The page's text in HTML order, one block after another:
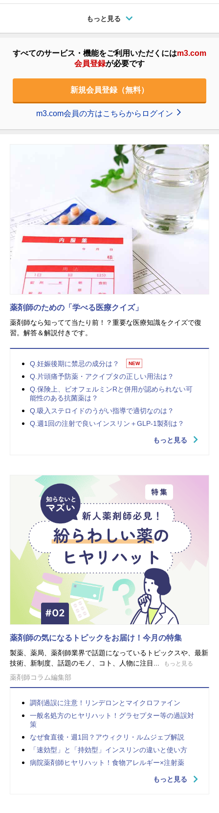
もっと見る
すべてのサービス・機能をご利用いただくにはm3.com
会員登録が必要です
新規会員登録（無料）
m3.com会員の方はこちらからログイン
薬剤師のための「学べる医療クイズ」
薬剤師なら知ってて当たり前！？重要な医療知識をクイズで復
習。解答＆解説付きです。
Q.妊娠後期に禁忌の成分は？ NEW
Q.片頭痛予防薬・アクイプタの正しい用法は？
Q.保険上、ビオフェルミンRと併用が認められない可
能性のある抗菌薬は？
Q.吸入ステロイドのうがい指導で適切なのは？
Q.週1回の注射で良いインスリン＋GLP-1製剤は？
もっと見る
薬剤師の気になるトピックをお届け！今月の特集
製薬、薬局、薬剤師業界で話題になっているトピックスや、最新
技術、新制度、話題のモノ、コト、人物に注目...
もっと見る
薬剤師コラム編集部
調剤過誤に注意！リンデロンとマイクロファイン
一般名処方のヒヤリハット！グラセプター等の過誤対
策
なぜ食直後・週1回？アウィクリ・ルムジェブ解説
「速効型」と「持効型」インスリンの違いと使い方
病院薬剤師ヒヤリハット！食物アレルギー×注射薬
もっと見る